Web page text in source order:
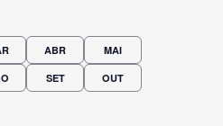
ABR MAI
SET OUT